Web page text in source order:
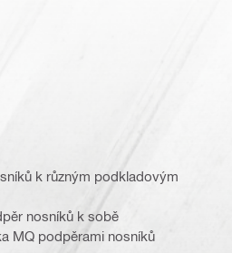
k různým podkladovým
nosníků k sobě
MQ podpěrami nosníků